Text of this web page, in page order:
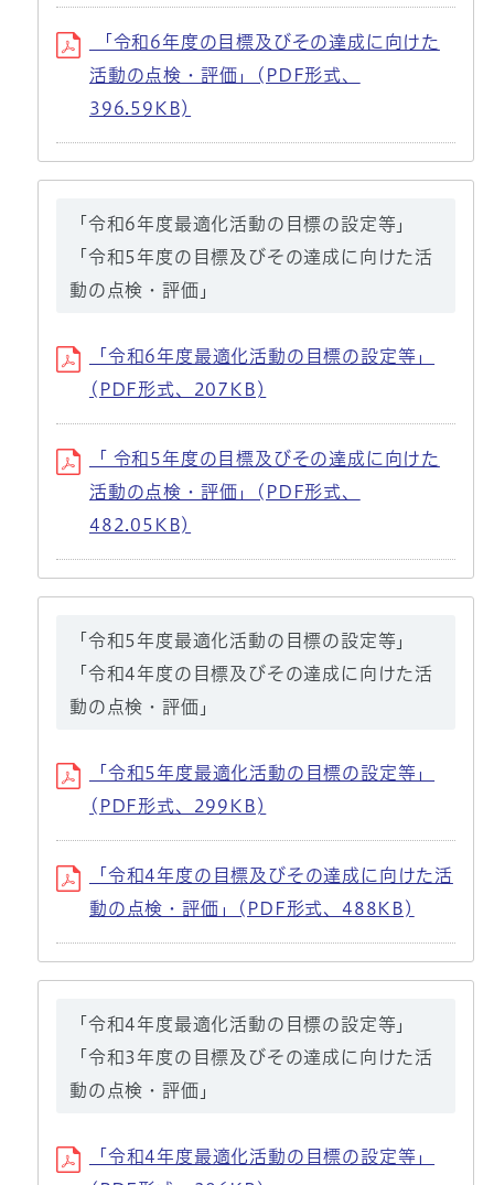
「令和6年度の目標及びその達成に向けた
活動の点検・評価」(PDF形式、
396.59KB)
「令和6年度最適化活動の目標の設定等」
「令和5年度の目標及びその達成に向けた活
動の点検・評価」
「令和6年度最適化活動の目標の設定等」
(PDF形式、207KB)
「 令和5年度の目標及びその達成に向けた
活動の点検・評価」(PDF形式、
482.05KB)
「令和5年度最適化活動の目標の設定等」
「令和4年度の目標及びその達成に向けた活
動の点検・評価」
「令和5年度最適化活動の目標の設定等」
(PDF形式、299KB)
「令和4年度の目標及びその達成に向けた活
動の点検・評価」(PDF形式、488KB)
「令和4年度最適化活動の目標の設定等」
「令和3年度の目標及びその達成に向けた活
動の点検・評価」
「令和4年度最適化活動の目標の設定等」